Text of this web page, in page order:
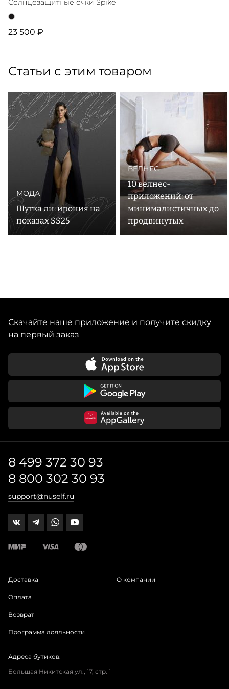
Солнцезащитные очки Spike
23 500 ₽
Статьи с этим товаром
МОДА
Шутка ли: ирония на
показах SS25
ВЕЛНЕС
10 велнес-
приложений: от
минималистичных до
продвинутых
Скачайте наше приложение и получите скидку
на первый заказ
8 499 372 30 93
8 800 302 30 93
support@nuself.ru
Доставка
Оплата
Возврат
Программа лояльности
О компании
Адреса бутиков:
Большая Никитская ул., 17, стр. 1